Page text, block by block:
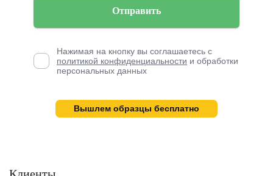
Вышлем образцы бесплатно
Отправить
Нажимая на кнопку вы соглашаетесь с
политикой конфиденциальности и обработки
персональных данных